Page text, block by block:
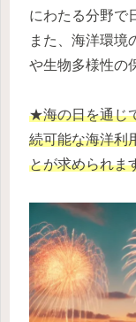
にわたる分野で
また、海洋環境
や生物多様性の
★海の日を通じ
続可能な海洋利
とが求められま